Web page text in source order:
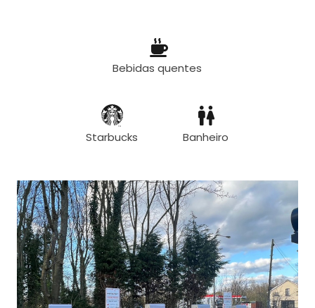
Bebidas quentes
Starbucks Banheiro